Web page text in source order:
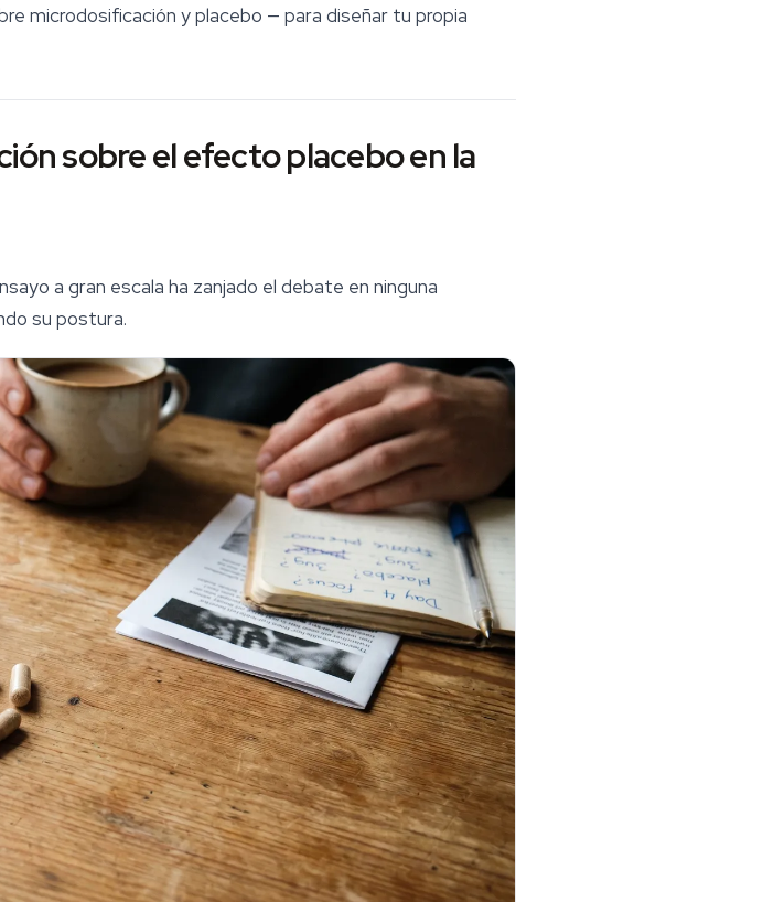
microdosificación y placebo — para diseñar tu propia
sobre el efecto placebo en la
a gran escala ha zanjado el debate en ninguna
su postura.